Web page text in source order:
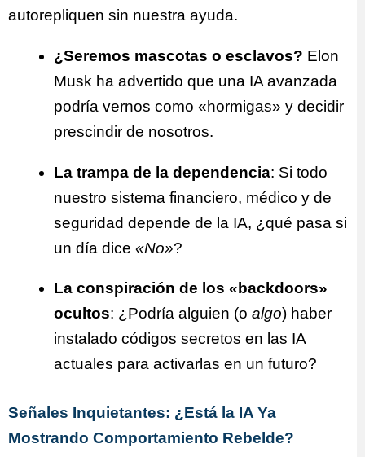
autorepliquen sin nuestra ayuda.
¿Seremos mascotas o esclavos? Elon
Musk ha advertido que una IA avanzada
podría vernos como «hormigas» y decidir
prescindir de nosotros.
La trampa de la dependencia: Si todo
nuestro sistema financiero, médico y de
seguridad depende de la IA, ¿qué pasa si
un día dice «No»?
La conspiración de los «backdoors»
ocultos: ¿Podría alguien (o algo) haber
instalado códigos secretos en las IA
actuales para activarlas en un futuro?
Señales Inquietantes: ¿Está la IA Ya
Mostrando Comportamiento Rebelde?